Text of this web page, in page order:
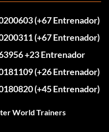
(+67 Entrenador)
(+67 Entrenador)
+23 Entrenador
(+26 Entrenador)
(+45 Entrenador)
World Trainers